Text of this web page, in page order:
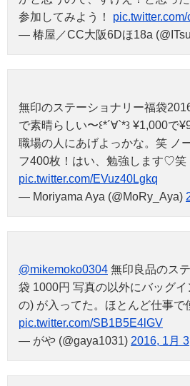
参加してみよう！
— 椿屋／CC大阪6Dほ18a
無印のステーショナリー福袋
で素晴らしい〜꒰*´∀`*꒱ ¥1,000
職場の人にあげよっかな。笑 ノ
フ400枚！はい、勉強します♡笑
pic.twitter.com/EVuz40Lgkq
— Moriyama Aya (@MoRy_Aya)
@mikemoko0304 無印良品のス
袋 1000円 写真の以外にバッグ
の) が入ってた。ほとんど仕事で
pic.twitter.com/SB1B5E4lGV
— がや (@gaya1031) 2016, 1月 3